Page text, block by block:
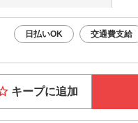
日払いOK 交通費支給
キープに追加